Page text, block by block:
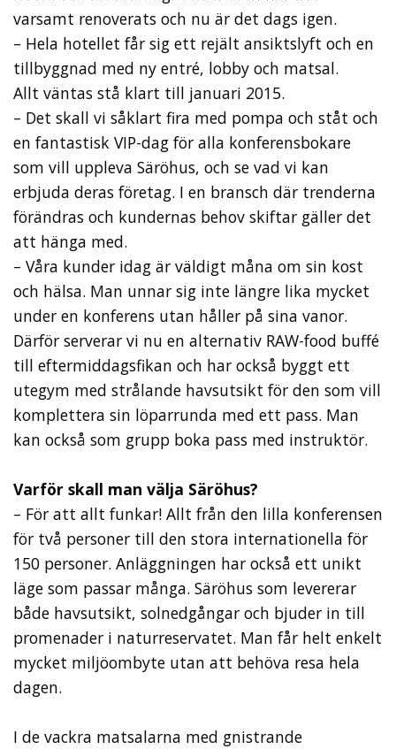
varsamt renoverats och nu är det dags igen.
– Hela hotellet får sig ett rejält ansiktslyft och en
tillbyggnad med ny entré, lobby och matsal.
Allt väntas stå klart till januari 2015.
– Det skall vi såklart fira med pompa och ståt och
en fantastisk VIP-dag för alla kon­ferensbokare
som vill uppleva Säröhus, och se vad vi kan
erbjuda deras företag. I en bransch där trenderna
förändras och kundernas behov skiftar gäller det
att hänga med.
– Våra kunder idag är väldigt måna om sin kost
och hälsa. Man unnar sig inte längre lika mycket
under en konferens utan håller på sina vanor.
Därför serverar vi nu en al­ternativ RAW-food buffé
till eftermiddags­fikan och har också byggt ett
utegym med strålande havsutsikt för den som vill
kom­plettera sin löparrunda med ett pass. Man
kan också som grupp boka pass med instruktör.
Varför skall man välja Säröhus?
– För att allt funkar! Allt från den lilla konferensen
för två personer till den stora internationella för
150 personer. Anlägg­ningen har också ett unikt
läge som passar många. Säröhus som levererar
både havsut­sikt, solnedgångar och bjuder in till
prome­nader i naturreservatet. Man får helt enkelt
mycket miljöombyte utan att behöva resa hela
dagen.
I de vackra matsalarna med gnistrande